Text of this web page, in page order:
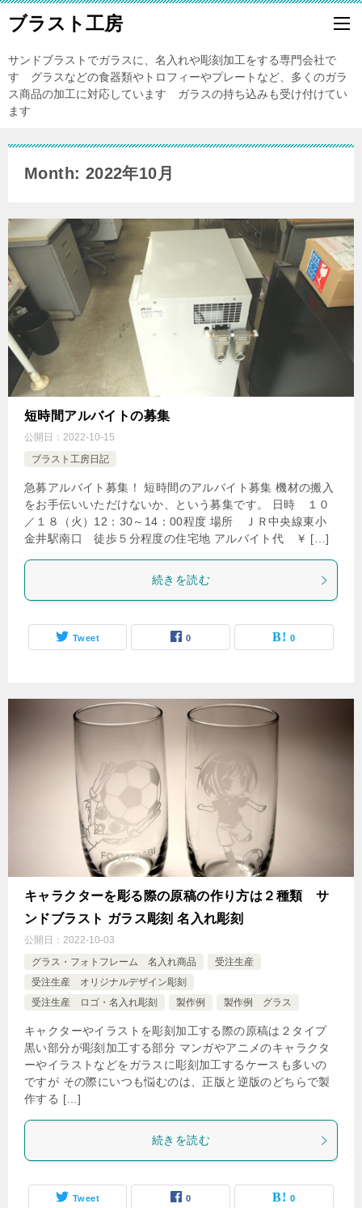
ブラスト工房
サンドブラストでガラスに、名入れや彫刻加工をする専門会社で
す グラスなどの食器類やトロフィーやプレートなど、多くのガラ
ス商品の加工に対応しています ガラスの持ち込みも受け付けてい
ます
Month: 2022年10月
短時間アルバイトの募集
公開日： 2022-10-15
ブラスト工房日記
急募アルバイト募集！ 短時間のアルバイト募集 機材の搬入
をお手伝いいただけないか、という募集です。 日時 １０
／１８（火）12：30～14：00程度 場所 ＪＲ中央線東小
金井駅南口 徒歩５分程度の住宅地 アルバイト代 ￥ […]
続きを読む
Tweet 0 0
キャラクターを彫る際の原稿の作り方は２種類 サ
ンドブラスト ガラス彫刻 名入れ彫刻
公開日： 2022-10-03
グラス・フォトフレーム 名入れ商品
受注生産
受注生産 オリジナルデザイン彫刻
受注生産 ロゴ・名入れ彫刻
製作例 製作例 グラス
キャクターやイラストを彫刻加工する際の原稿は２タイプ
黒い部分が彫刻加工する部分 マンガやアニメのキャラクタ
ーやイラストなどをガラスに彫刻加工するケースも多いの
ですが その際にいつも悩むのは、正版と逆版のどちらで製
作する […]
続きを読む
Tweet 0 0